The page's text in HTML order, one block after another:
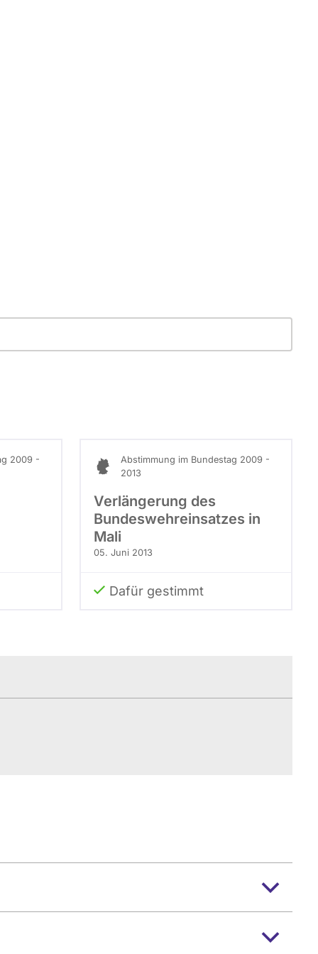
2009 -
Abstimmung im Bundestag 2009 -
2013
Verlängerung des
Bundeswehreinsatzes in
Mali
05. Juni 2013
Dafür gestimmt